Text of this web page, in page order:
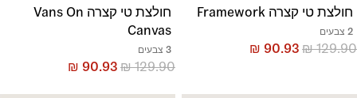
חולצת טי קצרה Framework
2 צבעים
₪129.90
₪ 90.93
חולצת טי קצרה Vans On
Canvas
3 צבעים
₪129.90
₪ 90.93